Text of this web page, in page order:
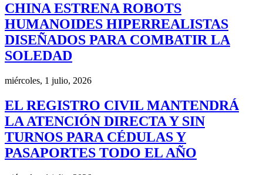
CHINA ESTRENA ROBOTS
HUMANOIDES HIPERREALISTAS
DISEÑADOS PARA COMBATIR LA
SOLEDAD
miércoles, 1 julio, 2026
EL REGISTRO CIVIL MANTENDRÁ
LA ATENCIÓN DIRECTA Y SIN
TURNOS PARA CÉDULAS Y
PASAPORTES TODO EL AÑO